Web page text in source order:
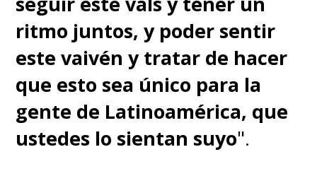
ritmo juntos, y poder sentir
este vaivén y tratar de hacer
que esto sea único para la
gente de Latinoamérica, que
ustedes lo sientan suyo".